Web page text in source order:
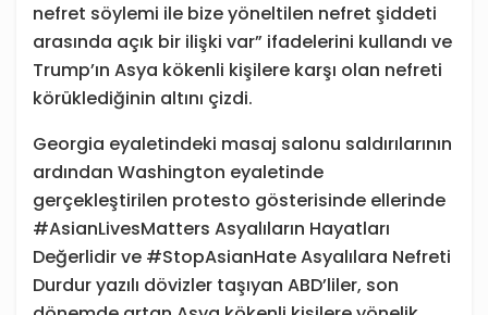
nefret söylemi ile bize yöneltilen nefret şiddeti
arasında açık bir ilişki var” ifadelerini kullandı ve
Trump’ın Asya kökenli kişilere karşı olan nefreti
körüklediğinin altını çizdi.
Georgia eyaletindeki masaj salonu saldırılarının
ardından Washington eyaletinde
gerçekleştirilen protesto gösterisinde ellerinde
#AsianLivesMatters Asyalıların Hayatları
Değerlidir ve #StopAsianHate Asyalılara Nefreti
Durdur yazılı dövizler taşıyan ABD’liler, son